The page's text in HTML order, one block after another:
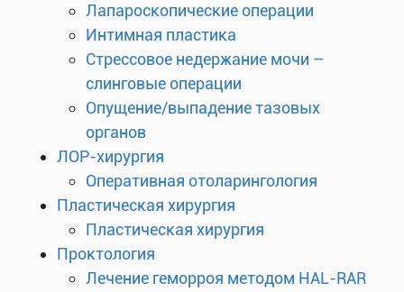
Лапароскопические операции
Интимная пластика
Стрессовое недержание мочи –
слинговые операции
Опущение/выпадение тазовых
органов
ЛОР-хирургия
Оперативная отоларингология
Пластическая хирургия
Пластическая хирургия
Проктология
Лечение геморроя методом HAL-RAR